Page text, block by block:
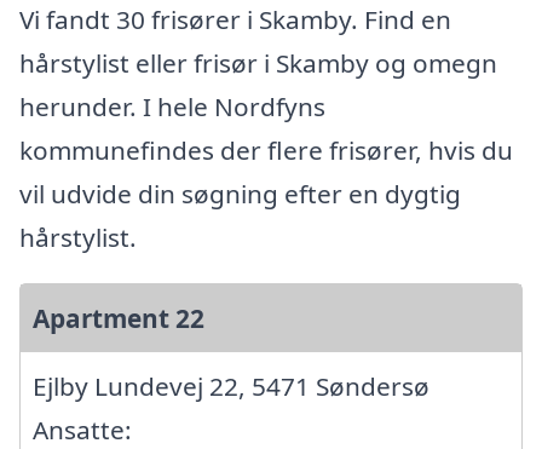
Vi fandt 30 frisører i Skamby. Find en
hårstylist eller frisør i Skamby og omegn
herunder. I hele Nordfyns
kommunefindes der flere frisører, hvis du
vil udvide din søgning efter en dygtig
hårstylist.
Apartment 22
Ejlby Lundevej 22, 5471 Søndersø
Ansatte: